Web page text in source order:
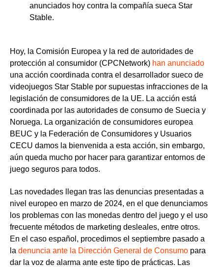
anunciados hoy contra la compañía sueca Star
Stable.
Hoy, la Comisión Europea y la red de autoridades de
protección al consumidor (CPCNetwork) han anunciado
una acción coordinada contra el desarrollador sueco de
videojuegos Star Stable por supuestas infracciones de la
legislación de consumidores de la UE. La acción está
coordinada por las autoridades de consumo de Suecia y
Noruega. La organización de consumidores europea
BEUC y la Federación de Consumidores y Usuarios
CECU damos la bienvenida a esta acción, sin embargo,
aún queda mucho por hacer para garantizar entornos de
juego seguros para todos.
Las novedades llegan tras las denuncias presentadas a
nivel europeo en marzo de 2024, en el que denunciamos
los problemas con las monedas dentro del juego y el uso
frecuente métodos de marketing desleales, entre otros.
En el caso español , procedimos el septiembre pasado a
la denuncia ante la Dirección General de Consumo para
dar la voz de alarma ante este tipo de prácticas. Las